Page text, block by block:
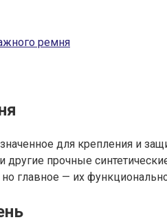
ремня
для крепления и
другие прочные
главное — их